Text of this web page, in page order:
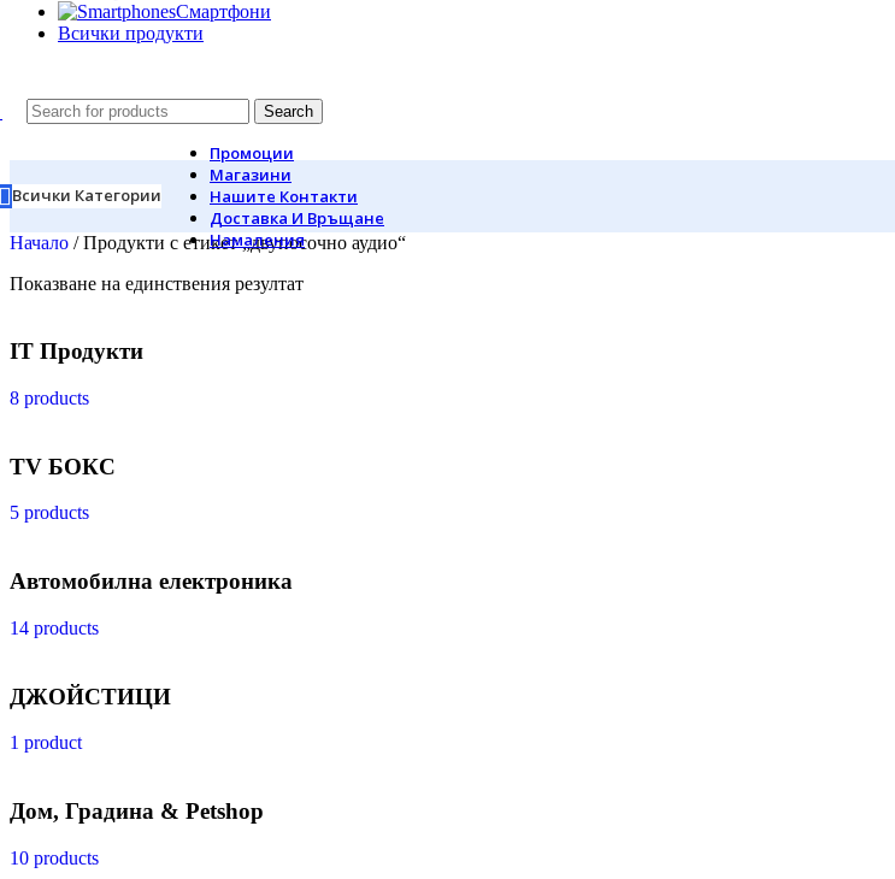
Смартфони
Всички продукти
Search
Всички Категории
Промоции
Магазини
Нашите Контакти
Доставка И Връщане
Намаления
Начало / Продукти с етикет „двупосочно аудио“
Показване на единствения резултат
IT Продукти
8 products
TV БОКС
5 products
Автомобилна електроника
14 products
ДЖОЙСТИЦИ
1 product
Дом, Градина & Petshop
10 products